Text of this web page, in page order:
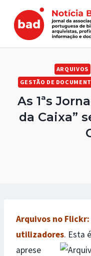
content
ARQUIVOS
GESTÃO DE
As 1ªs
da Caixa”
Arquivos no
utilizadores. Esta
aprese